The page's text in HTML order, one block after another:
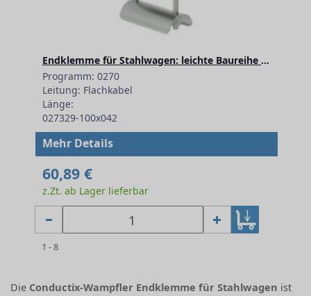
Endklemme für Stahlwagen: leichte Baureihe 100x042
Programm: 0270
Leitung: Flachkabel
Länge:
027329-100x042
Mehr Details
60,89 €
z.Zt. ab Lager lieferbar
1 - 8
Die Conductix-Wampfler Endklemme für Stahlwagen ist